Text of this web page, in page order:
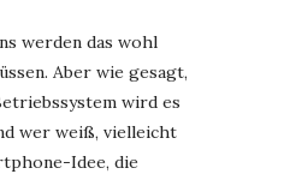
werden das wohl
Aber wie gesagt,
wird es
wer weiß, vielleicht
Idee, die